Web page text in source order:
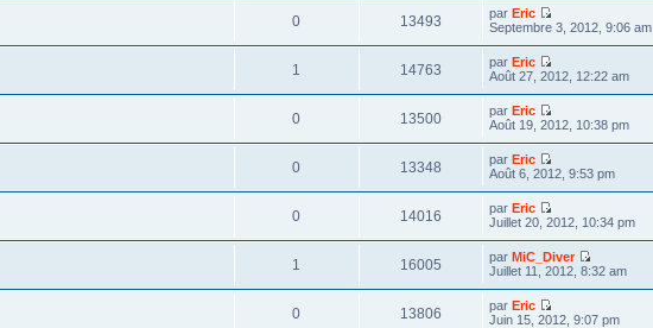
0 13493 parEric
Septembre 3, 2012, 9:06 am
1 14763 parEric
Août 27, 2012, 12:22 am
0 13500 parEric
Août 19, 2012, 10:38 pm
0 13348 parEric
Août 6, 2012, 9:53 pm
0 14016 parEric
Juillet 20, 2012, 10:34 pm
1 16005 parMiC_Diver
Juillet 11, 2012, 8:32 am
0 13806 parEric
Juin 15, 2012, 9:07 pm